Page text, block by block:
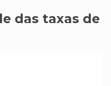
das taxas de